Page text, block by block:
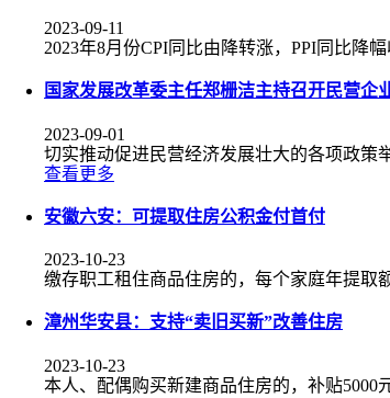
2023-09-11
2023年8月份CPI同比由降转涨，PPI同比降幅
国家发展改革委主任郑栅洁主持召开民营企
2023-09-01
切实推动促进民营经济发展壮大的各项政策
查看更多
安徽六安：可提取住房公积金付首付
2023-10-23
缴存职工租住商品住房的，每个家庭年提取
漳州华安县：支持“卖旧买新”改善住房
2023-10-23
本人、配偶购买新建商品住房的，补贴5000